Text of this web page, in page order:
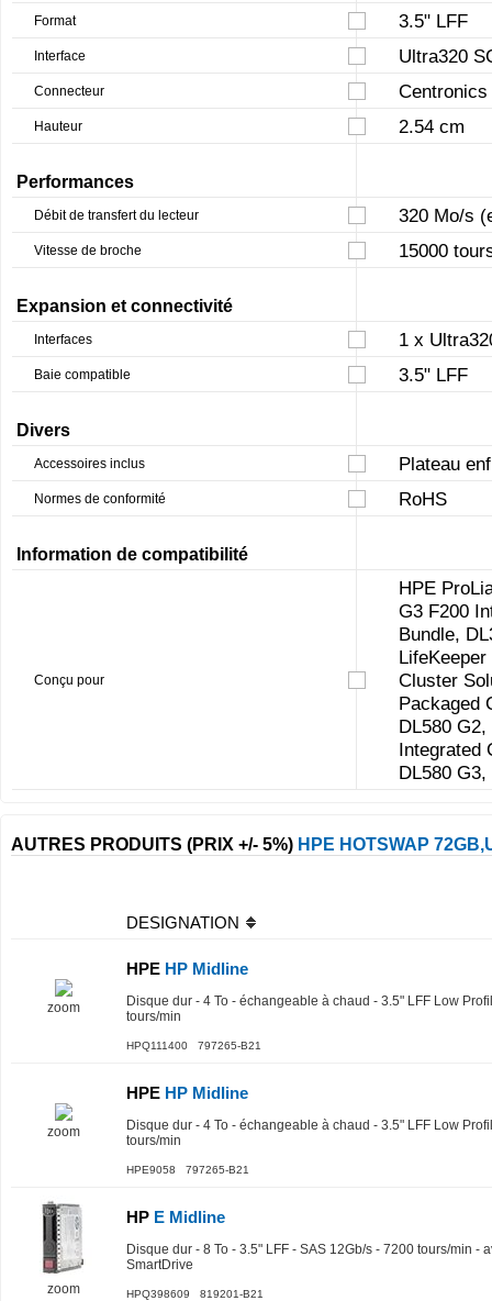
Format 3.5" LFF
Interface Ultra320
Connecteur
Hauteur 2.54 cm
Performances
Débit de transfert du lecteur 320 Mo/s
Vitesse de broche 15000
Expansion et connectivité
Interfaces 1 x
Baie compatible 3.5" LFF
Divers
Accessoires inclus Plateau
Normes de conformité RoHS
Information de compatibilité
Conçu pour
HPE
G3 F200
Bundle,
Cluster
Packaged
DL580
Integrated
DL580
AUTRES PRODUITS (PRIX +/- 5%) HPE HOTSWAP
DESIGNATION
zoom
HPE HP Midline
Disque dur - 4 To - échangeable à chaud - 3.5" LFF Low
tours/min
HPQ111400 797265-B21
zoom
HPE HP Midline
Disque dur - 4 To - échangeable à chaud - 3.5" LFF Low
tours/min
HPE9058 797265-B21
zoom
HP E Midline
Disque dur - 8 To - 3.5" LFF - SAS 12Gb/s - 7200 tours/min -
SmartDrive
HPQ398609 819201-B21